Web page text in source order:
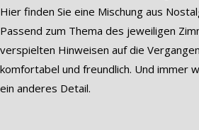
Hier finden Sie eine Mischung aus
Passend zum Thema des jeweiligen
verspielten Hinweisen auf die
komfortabel und freundlich. Und immer
ein anderes Detail.